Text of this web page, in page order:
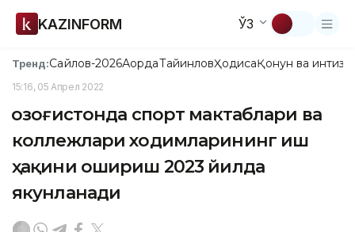
KAZINFORM ЎЗ
Тренд:Сайлов-2026АқордаТайинловҲодисаҚонун ва
15:16, 05 Апрел 2022
Қозоғистонда спорт мактаблари ва
коллежлари ходимларининг иш
ҳақини ошириш 2023 йилда
якунланади